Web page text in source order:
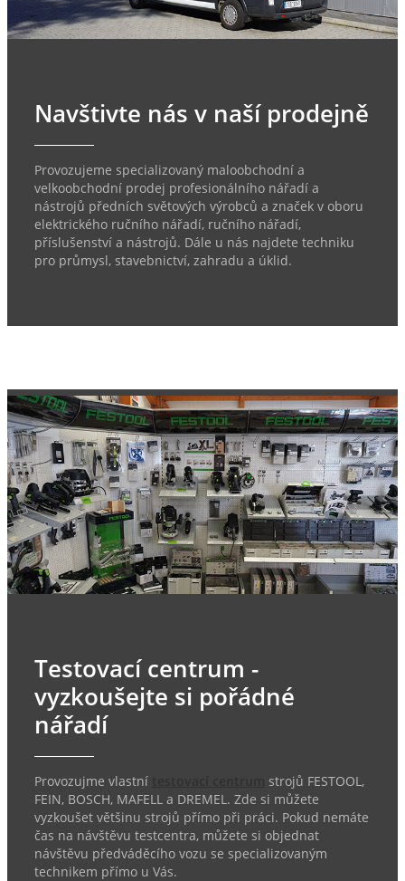
Navštivte nás v naší prodejně
Provozujeme specializovaný maloobchodní a
velkoobchodní prodej profesionálního nářadí a
nástrojů předních světových výrobců a značek v oboru
elektrického ručního nářadí, ručního nářadí,
příslušenství a nástrojů. Dále u nás najdete techniku
pro průmysl, stavebnictví, zahradu a úklid.
Testovací centrum -
vyzkoušejte si pořádné
nářadí
Provozujme vlastní
strojů FESTOOL,
FEIN, BOSCH, MAFELL a DREMEL. Zde si můžete
vyzkoušet většinu strojů přímo při práci. Pokud nemáte
čas na návštěvu testcentra, můžete si objednat
návštěvu předváděcího vozu se specializovaným
technikem přímo u Vás.